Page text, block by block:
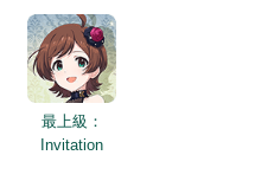
最上級：
Invitation